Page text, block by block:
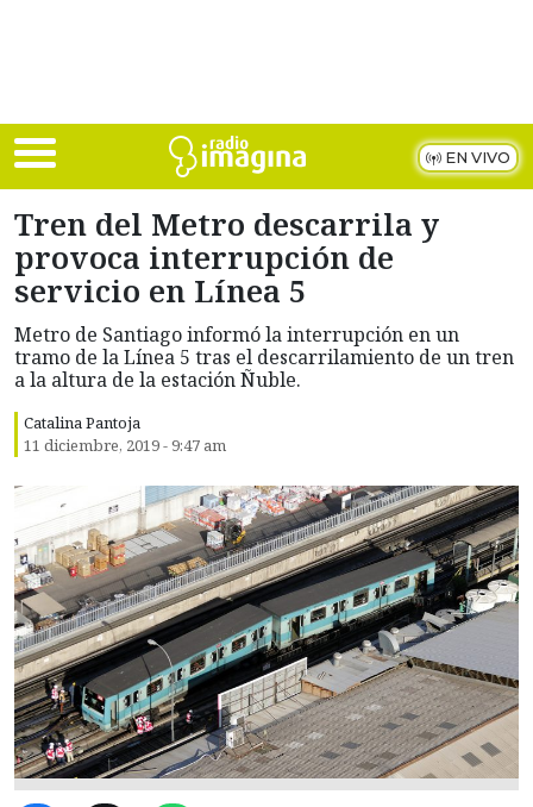
EN VIVO
Tren del Metro descarrila y
provoca interrupción de
servicio en Línea 5
Metro de Santiago informó la interrupción en un
tramo de la Línea 5 tras el descarrilamiento de un tren
a la altura de la estación Ñuble.
Catalina Pantoja
11 diciembre, 2019 - 9:47 am